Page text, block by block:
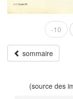
-10
sommaire
(source des